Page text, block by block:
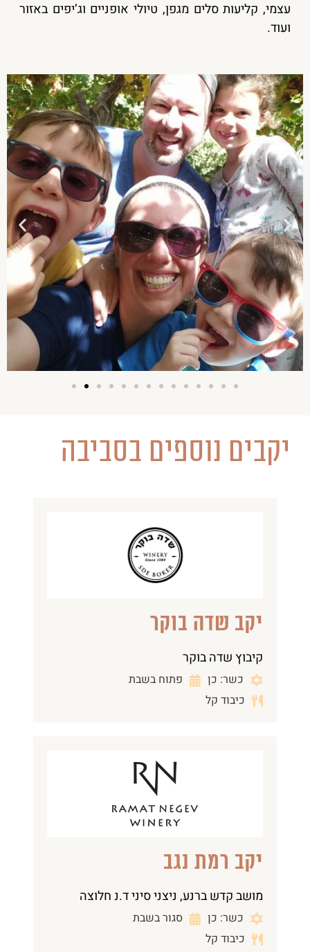
עצמי, קליעות סלים מגפן, טיולי אופניים וג’יפים באזור
ועוד.
יקבים נוספים בסביבה
יקב שדה בוקר
קיבוץ שדה בוקר
כשר: כן
פתוח בשבת
כיבוד קל
יקב רמת נגב
מושב קדש ברנע, ניצני סיני ד.נ חלוצה
כשר: כן
סגור בשבת
כיבוד קל